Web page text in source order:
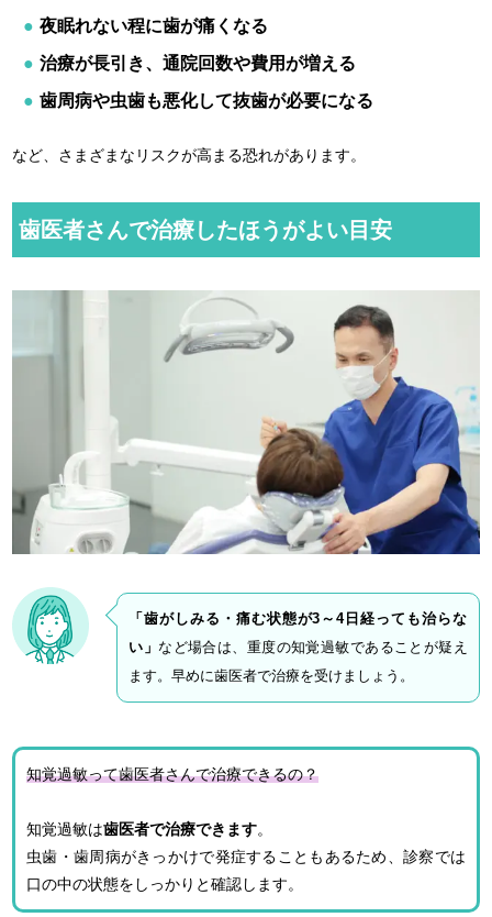
夜眠れない程に歯が痛くなる
治療が長引き、通院回数や費用が増える
歯周病や虫歯も悪化して抜歯が必要になる
など、さまざまなリスクが高まる恐れがあります。
歯医者さんで治療したほうがよい目安
「歯がしみる・痛む状態が3～4日経っても治らな
い」など場合は、重度の知覚過敏であることが疑え
ます。早めに歯医者で治療を受けましょう。
知覚過敏って歯医者さんで治療できるの？
知覚過敏は歯医者で治療できます。
虫歯・歯周病がきっかけで発症することもあるため、診察では
口の中の状態をしっかりと確認します。